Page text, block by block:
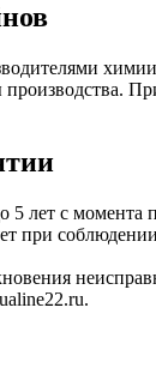
производства.
5 лет с момента
при